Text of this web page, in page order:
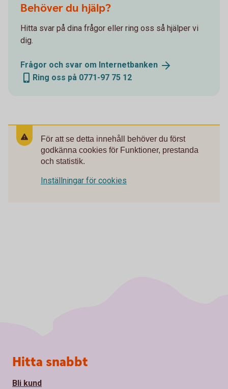
Behöver du hjälp?
Hitta svar på dina frågor eller ring oss så hjälper vi
dig.
Frågor och svar om Internetbanken
Ring oss på 0771-97 75 12
För att se detta innehåll behöver du först
godkänna cookies för Funktioner, prestanda
och statistik.
Inställningar för cookies
Sidfot
Hitta snabbt
Bli kund